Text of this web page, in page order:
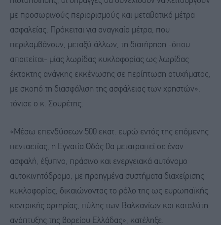
με προσωρινούς περιορισμούς και μεταβατικά μέτρα
ασφαλείας. Πρόκειται για αναγκαία μέτρα, που
περιλαμβάνουν, μεταξύ άλλων, τη διατήρηση -όπου
απαιτείται- μίας λωρίδας κυκλοφορίας ως λωρίδας
έκτακτης ανάγκης εκκένωσης σε περίπτωση ατυχήματος,
με σκοπό τη διασφάλιση της ασφάλειας των χρηστών»,
τόνισε ο κ. Σουρέτης.
«Μέσω επενδύσεων 500 εκατ. ευρώ εντός της επόμενης
πενταετίας, η Εγνατία Οδός θα μετατραπεί σε έναν
ασφαλή, έξυπνο, πράσινο και ενεργειακά αυτόνομο
αυτοκινητόδρομο, με προηγμένα συστήματα διαχείρισης
κυκλοφορίας, δικαιώνοντας το ρόλο της ως ευρωπαϊκής
κεντρικής αρτηρίας, πύλης των Βαλκανίων και καταλύτη
ανάπτυξης της βορείου Ελλάδας», κατέληξε.